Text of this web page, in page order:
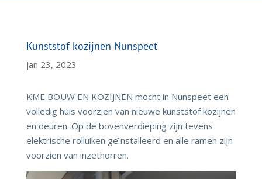
Kunststof kozijnen Nunspeet
jan 23, 2023
KME BOUW EN KOZIJNEN mocht in Nunspeet een
volledig huis voorzien van nieuwe kunststof kozijnen
en deuren. Op de bovenverdieping zijn tevens
elektrische rolluiken geïnstalleerd en alle ramen zijn
voorzien van inzethorren.